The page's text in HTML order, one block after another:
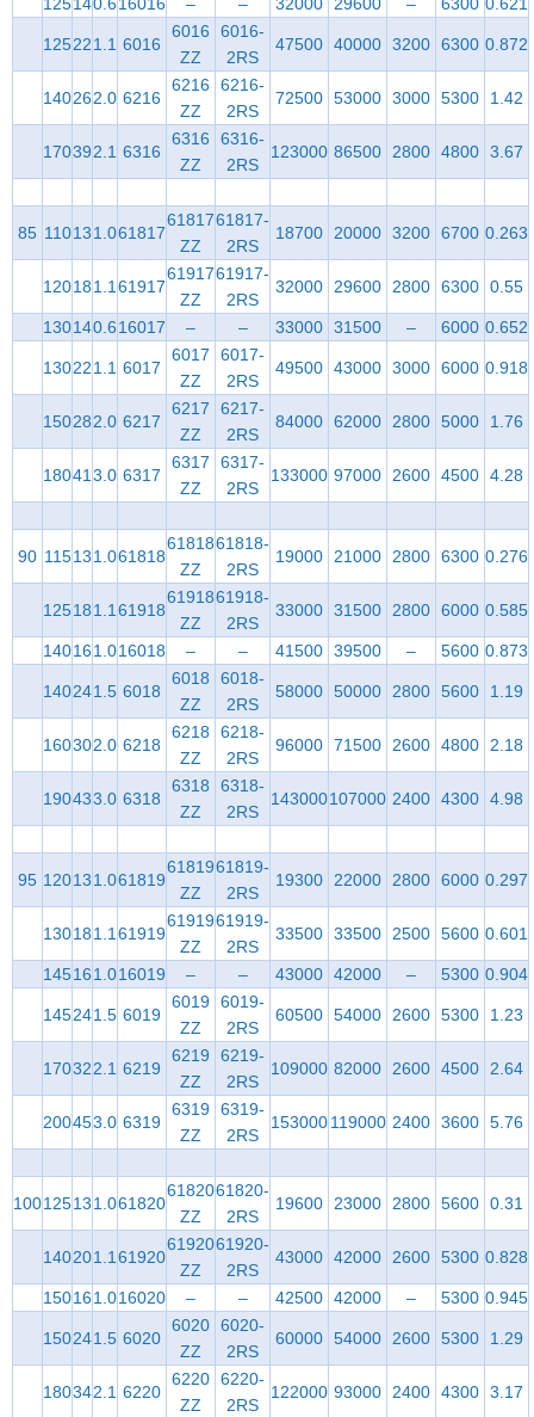
125140.616016 – – 32000 29600 – 6300 0.621
125221.1 6016
6016
ZZ
6016-
2RS
47500 40000 3200 6300 0.872
140262.0 6216
6216
ZZ
6216-
2RS
72500 53000 3000 5300 1.42
170392.1 6316
6316
ZZ
6316-
2RS
123000 86500 2800 4800 3.67
85 110131.061817
61817
ZZ
61817-
2RS
18700 20000 3200 6700 0.263
120181.161917
61917
ZZ
61917-
2RS
32000 29600 2800 6300 0.55
130140.616017 – – 33000 31500 – 6000 0.652
130221.1 6017
6017
ZZ
6017-
2RS
49500 43000 3000 6000 0.918
150282.0 6217
6217
ZZ
6217-
2RS
84000 62000 2800 5000 1.76
180413.0 6317
6317
ZZ
6317-
2RS
133000 97000 2600 4500 4.28
90 115131.061818
61818
ZZ
61818-
2RS
19000 21000 2800 6300 0.276
125181.161918
61918
ZZ
61918-
2RS
33000 31500 2800 6000 0.585
140161.016018 – – 41500 39500 – 5600 0.873
140241.5 6018
6018
ZZ
6018-
2RS
58000 50000 2800 5600 1.19
160302.0 6218
6218
ZZ
6218-
2RS
96000 71500 2600 4800 2.18
190433.0 6318
6318
ZZ
6318-
2RS
143000107000 2400 4300 4.98
95 120131.061819
61819
ZZ
61819-
2RS
19300 22000 2800 6000 0.297
130181.161919
61919
ZZ
61919-
2RS
33500 33500 2500 5600 0.601
145161.016019 – – 43000 42000 – 5300 0.904
145241.5 6019
6019
ZZ
6019-
2RS
60500 54000 2600 5300 1.23
170322.1 6219
6219
ZZ
6219-
2RS
109000 82000 2600 4500 2.64
200453.0 6319
6319
ZZ
6319-
2RS
153000119000 2400 3600 5.76
100125131.061820
61820
ZZ
61820-
2RS
19600 23000 2800 5600 0.31
140201.161920
61920
ZZ
61920-
2RS
43000 42000 2600 5300 0.828
150161.016020 – – 42500 42000 – 5300 0.945
150241.5 6020
6020
ZZ
6020-
2RS
60000 54000 2600 5300 1.29
180342.1 6220
6220
ZZ
6220-
2RS
122000 93000 2400 4300 3.17